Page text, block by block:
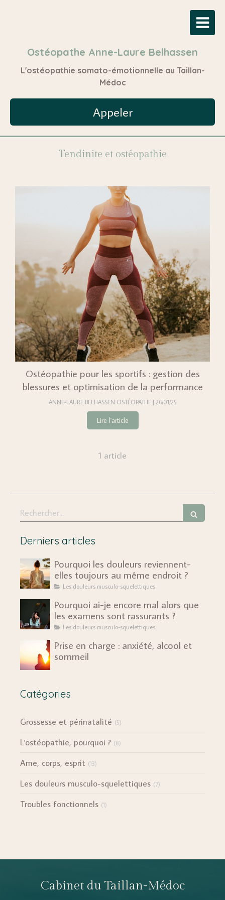
Ostéopathe Anne-Laure Belhassen
L'ostéopathie somato-émotionnelle au Taillan-
Médoc
Appeler
Tendinite et ostéopathie
Ostéopathie pour les sportifs : gestion des
blessures et optimisation de la performance
ANNE-LAURE BELHASSEN OSTÉOPATHE 26/01/25
Lire l'article
1 article
Rechercher
Derniers articles
Pourquoi les douleurs reviennent-
elles toujours au même endroit ?
Les douleurs musculo-squelettiques
Pourquoi ai-je encore mal alors que
les examens sont rassurants ?
Les douleurs musculo-squelettiques
Prise en charge : anxiété, alcool et
sommeil
Catégories
Grossesse et périnatalité (5)
L'ostéopathie, pourquoi ? (8)
Ame, corps, esprit (13)
Les douleurs musculo-squelettiques (7)
Troubles fonctionnels (1)
Cabinet du Taillan-Médoc